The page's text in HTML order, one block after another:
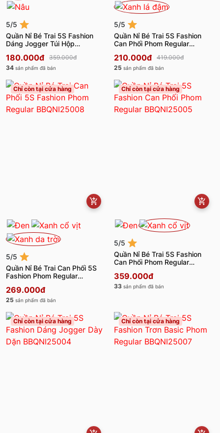
5/5
Quần Nỉ Bé Trai 5S Fashion
Dáng Jogger Túi Hộp
180.000đ
359.000đ
34 sản phẩm đã bán
5/5
Quần Nỉ Bé Trai 5S Fashion
Can Phối Phom Regular
210.000đ
419.000đ
25 sản phẩm đã bán
Chỉ còn tại cửa hàng
5/5
Quần Nỉ Bé Trai Can Phối 5S
Fashion Phom Regular
269.000đ
25 sản phẩm đã bán
Chỉ còn tại cửa hàng
5/5
Quần Nỉ Bé Trai 5S Fashion
Can Phối Phom Regular
359.000đ
33 sản phẩm đã bán
Chỉ còn tại cửa hàng Chỉ còn tại cửa hàng